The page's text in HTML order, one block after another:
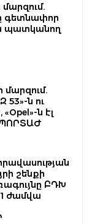
գետնափոր
պատկանող
մարզում.
ն ու
ն էլ
շենքի
ԲԴԽ
ժամվա